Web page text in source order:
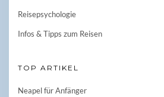
Reisepsychologie
Infos & Tipps zum Reisen
TOP ARTIKEL
Neapel für Anfänger